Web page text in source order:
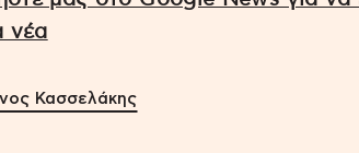
νέα
Κασσελάκης